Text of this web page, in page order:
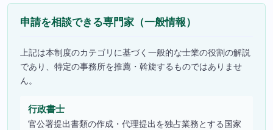
申請を相談できる専門家（一般情報）
上記は本制度のカテゴリに基づく一般的な士業の役割の解説
であり、特定の事務所を推薦・斡旋するものではありませ
ん。
行政書士
官公署提出書類の作成・代理提出を独占業務とする国家